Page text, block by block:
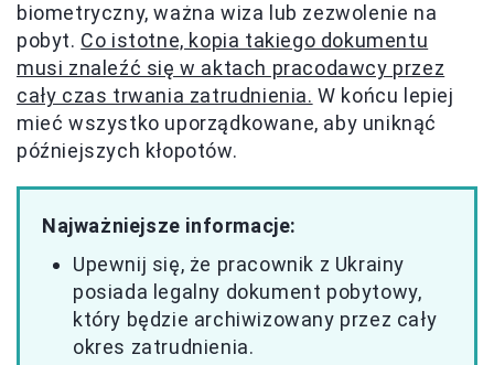
biometryczny, ważna wiza lub zezwolenie na
pobyt. Co istotne, kopia takiego dokumentu
musi znaleźć się w aktach pracodawcy przez
cały czas trwania zatrudnienia. W końcu lepiej
mieć wszystko uporządkowane, aby uniknąć
późniejszych kłopotów.
Najważniejsze informacje:
Upewnij się, że pracownik z Ukrainy
posiada legalny dokument pobytowy,
który będzie archiwizowany przez cały
okres zatrudnienia.